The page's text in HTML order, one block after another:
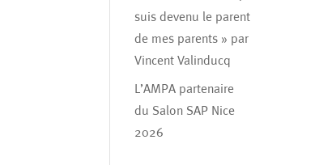
suis devenu le parent
de mes parents » par
Vincent Valinducq
L’AMPA partenaire
du Salon SAP Nice
2026